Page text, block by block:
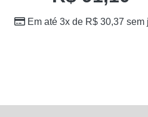
Em até 3x de R$ 30,37 sem